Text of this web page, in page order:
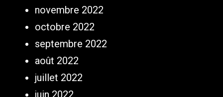
novembre 2022
octobre 2022
septembre 2022
août 2022
juillet 2022